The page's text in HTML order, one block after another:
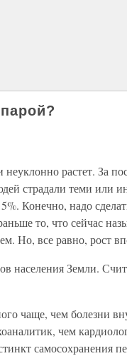
растет. За
страдали теми или
Конечно, надо
то, что сейчас
Но, все равно, рост
населения Земли.
чаще, чем болезни
чем
самосохранения